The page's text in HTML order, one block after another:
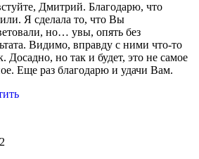
Дмитрий. Благодарю, что
Я сделала то, что Вы
но… увы, опять без
Видимо, вправду с ними что-то
Досадно, но так и будет, это не самое
Еще раз благодарю и удачи Вам.